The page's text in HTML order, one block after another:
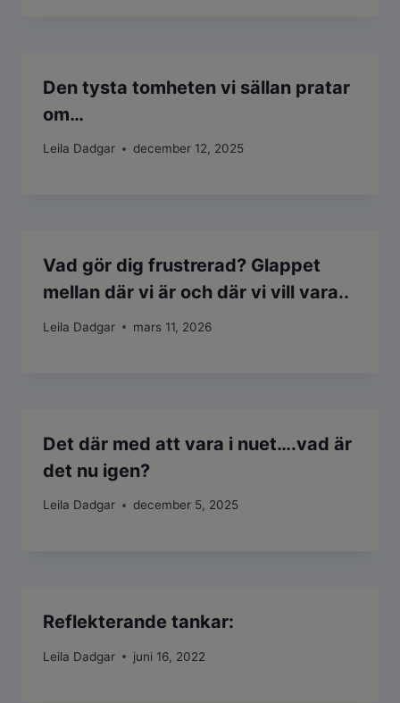
Den tysta tomheten vi sällan pratar
om…
Leila Dadgar december 12, 2025
Vad gör dig frustrerad? Glappet
mellan där vi är och där vi vill vara..
Leila Dadgar mars 11, 2026
Det där med att vara i nuet….vad är
det nu igen?
Leila Dadgar december 5, 2025
Reflekterande tankar:
Leila Dadgar juni 16, 2022